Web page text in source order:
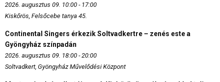
2026. augusztus 09. 10:00 - 17:00
Kiskőrös, Felsőcebe tanya 45.
Continental Singers érkezik Soltvadkertre – zenés este a
Gyöngyház színpadán
2026. augusztus 09. 18:00 - 20:00
Soltvadkert, Gyöngyház Művelődési Központ